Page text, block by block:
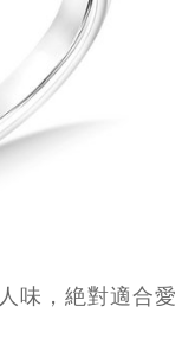
味，絶對適合愛